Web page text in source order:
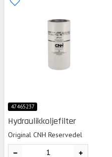
47465237
Hydraulikkoljefilter
Original CNH Reservedel